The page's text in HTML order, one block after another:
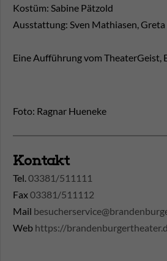
Kostüm: Sabine Pätzold
Ausstattung: Sven Mathiasen,
Eine Aufführung vom TheaterGeist,
Foto: Ragnar Hueneke
Kontakt
Tel.03381/511111
Fax03381/511112
Mail
Web https://